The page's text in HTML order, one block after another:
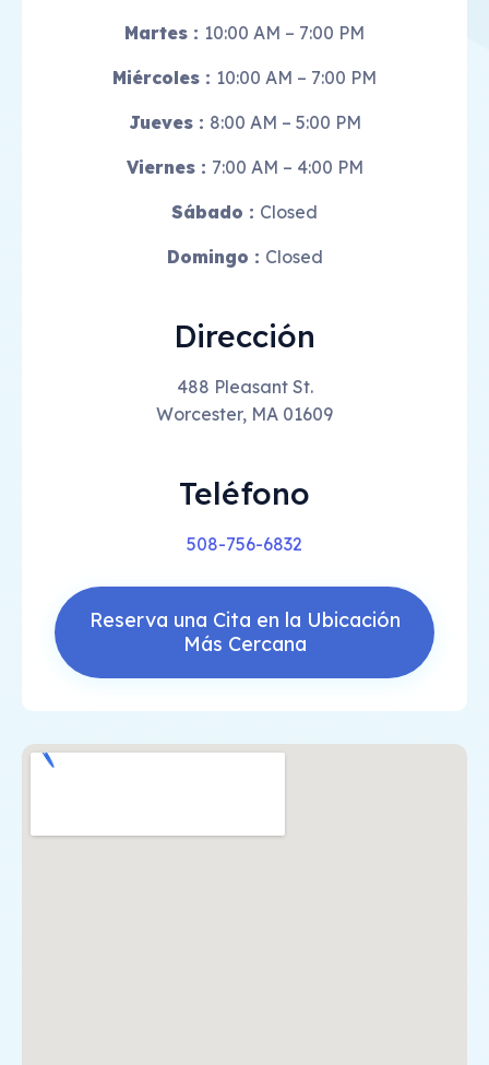
Martes : 10:00 AM – 7:00 PM
Miércoles : 10:00 AM – 7:00 PM
Jueves : 8:00 AM – 5:00 PM
Viernes : 7:00 AM – 4:00 PM
Sábado : Closed
Domingo : Closed
Dirección
488 Pleasant St.
Worcester, MA 01609
Teléfono
508-756-6832
Reserva una Cita en la Ubicación
Más Cercana